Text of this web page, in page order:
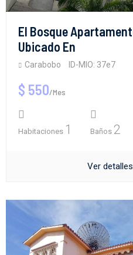
El Bosque
Ubicado En
Carabobo ID-MIO: 37e7
$ 550/Mes
Habitaciones 1 Baños 2
Ver detalles